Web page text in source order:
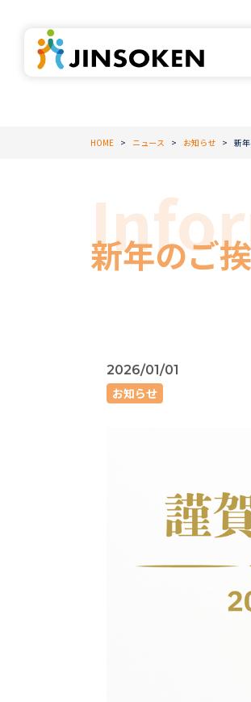
HOME ニュース お知らせ 新
新年のご
2026/01/01
お知らせ